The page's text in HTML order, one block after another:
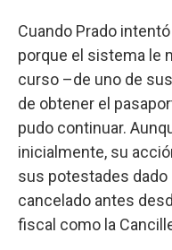
Cuando Prado
porque el sistema le
curso –de uno de
de obtener el
pudo continuar.
inicialmente, su
sus potestades dado
cancelado antes
fiscal como la